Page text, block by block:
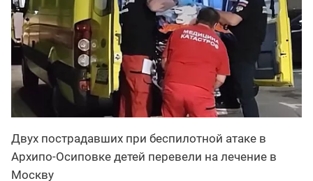
Двух пострадавших при беспилотной атаке в
Архипо-Осиповке детей перевели на лечение в
Москву